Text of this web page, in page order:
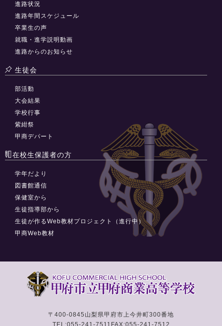
進路状況
進路年間スケジュール
卒業生の声
就職・進学説明動画
進路からのお知らせ
生徒会
部活動
大会結果
学校行事
紫紺祭
甲商デパート
在校生保護者の方
学年だより
図書館通信
保健室から
生徒指導部から
生徒が作るWeb教材プロジェクト（進行中）
甲商Web教材
〒400-0845 山梨県甲府市上今井町300番地
TEL:055-241-7511 FAX:055-241-7512